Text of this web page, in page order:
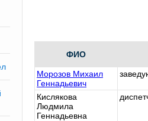
ФИО
Морозов Михаил
Геннадьевич
Кислякова
Людмила
Геннадьевна